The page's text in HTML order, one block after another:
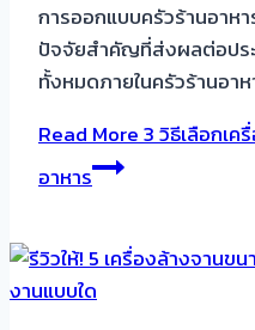
การออกแบบครัวร้านอาหา
ปัจจัยสำคัญที่ส่งผลต่อปร
ทั้งหมดภายในครัวร้านอา
Read More3 วิธีเลือกเค
อาหาร